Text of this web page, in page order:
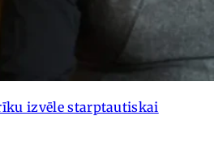
izvēle starptautiskai